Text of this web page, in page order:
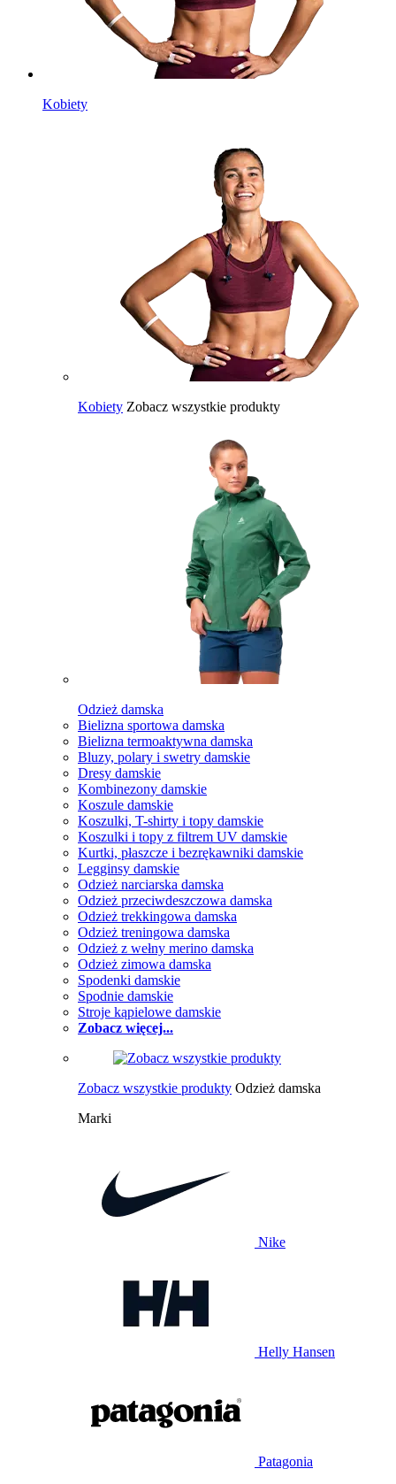
Kobiety
Kobiety Zobacz wszystkie produkty
Odzież damska
Bielizna sportowa damska
Bielizna termoaktywna damska
Bluzy, polary i swetry damskie
Dresy damskie
Kombinezony damskie
Koszule damskie
Koszulki, T-shirty i topy damskie
Koszulki i topy z filtrem UV damskie
Kurtki, płaszcze i bezrękawniki damskie
Legginsy damskie
Odzież narciarska damska
Odzież przeciwdeszczowa damska
Odzież trekkingowa damska
Odzież treningowa damska
Odzież z wełny merino damska
Odzież zimowa damska
Spodenki damskie
Spodnie damskie
Stroje kąpielowe damskie
Zobacz więcej...
Zobacz wszystkie produkty Odzież damska
Marki
Nike
Helly Hansen
Patagonia